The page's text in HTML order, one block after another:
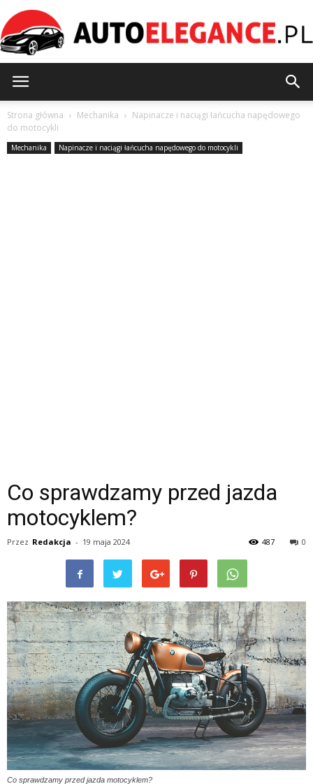
Strona główna Mechanika
Napinacze i naciągi łańcucha napędowego
do motocykli
Mechanika Napinacze i naciągi łańcucha napędowego do motocykli
Co sprawdzamy przed jazda
motocyklem?
Przez Redakcja - 19 maja 2024 0
487
Co sprawdzamy przed jazda motocyklem?